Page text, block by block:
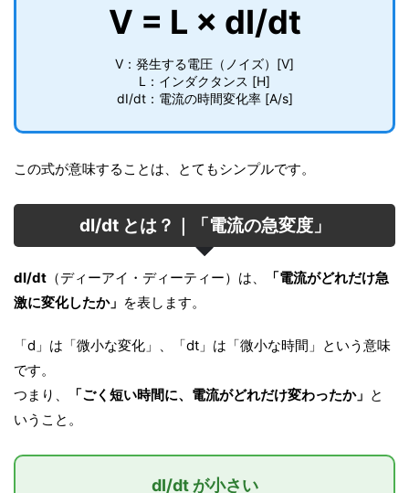
V = L × dI/dt
V：発生する電圧（ノイズ）[V]
L：インダクタンス [H]
dI/dt：電流の時間変化率 [A/s]
この式が意味することは、とてもシンプルです。
dI/dt とは？｜「電流の急変度」
dI/dt （ディーアイ・ディーティー）は、
「電流がどれだけ急
激に変化したか」 を表します。
「d」は「微小な変化」、「dt」は「微小な時間」という意味
です。
つまり、
「ごく短い時間に、電流がどれだけ変わったか」 と
いうこと。
dI/dt が小さい